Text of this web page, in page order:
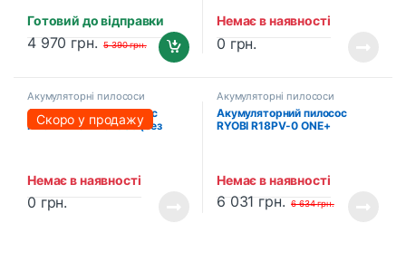
Готовий до відправки
4 970 грн. 5 390грн.
Немає в наявності
0 грн.
Акумуляторні пилососи
Скоро у продажу
Акумуляторний пилосос
PROFI-TEC PVC1806 (без
Немає в наявності
0 грн.
Акумуляторні пилососи
Акумуляторний пилосос
RYOBI R18PV-0 ONE+
Немає в наявності
6 031 грн. 6 634грн.